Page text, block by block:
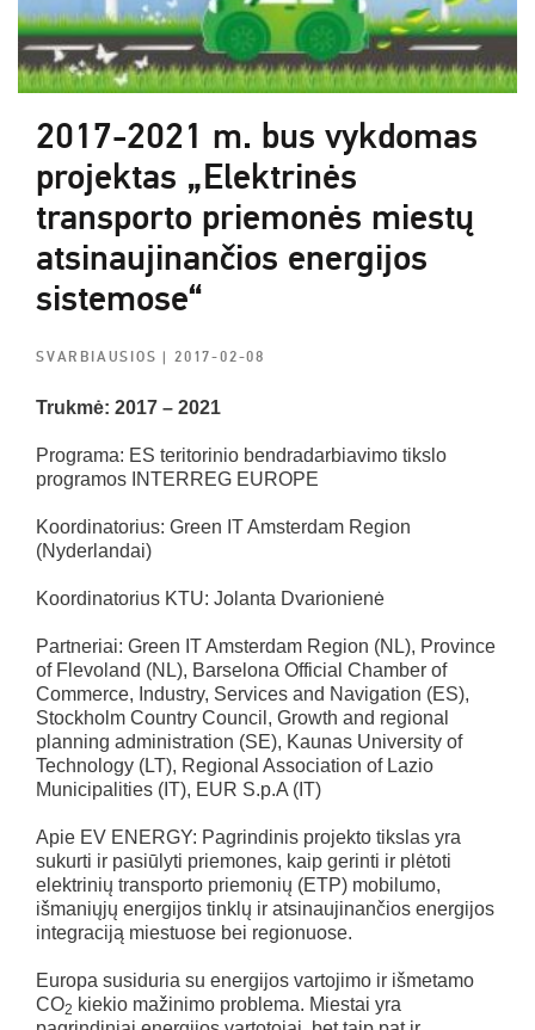
2017-2021 m. bus vykdomas
projektas „Elektrinės
transporto priemonės miestų
atsinaujinančios energijos
sistemose“
SVARBIAUSIOS| 2017-02-08
Trukmė: 2017 – 2021
Programa: ES teritorinio bendradarbiavimo tikslo
programos INTERREG EUROPE
Koordinatorius: Green IT Amsterdam Region
(Nyderlandai)
Koordinatorius KTU: Jolanta Dvarionienė
Partneriai: Green IT Amsterdam Region (NL), Province
of Flevoland (NL), Barselona Official Chamber of
Commerce, Industry, Services and Navigation (ES),
Stockholm Country Council, Growth and regional
planning administration (SE), Kaunas University of
Technology (LT), Regional Association of Lazio
Municipalities (IT), EUR S.p.A (IT)
Apie EV ENERGY: Pagrindinis projekto tikslas yra
sukurti ir pasiūlyti priemones, kaip gerinti ir plėtoti
elektrinių transporto priemonių (ETP) mobilumo,
išmaniųjų energijos tinklų ir atsinaujinančios energijos
integraciją miestuose bei regionuose.
Europa susiduria su energijos vartojimo ir išmetamo
CO2 kiekio mažinimo problema. Miestai yra